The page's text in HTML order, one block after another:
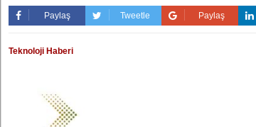
Paylaş Tweetle Paylaş
Teknoloji Haberi